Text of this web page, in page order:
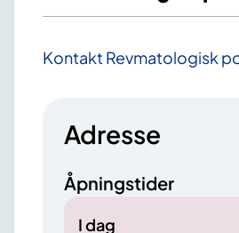
Kontakt Revmatologisk
Adresse
Åpningstider
I dag